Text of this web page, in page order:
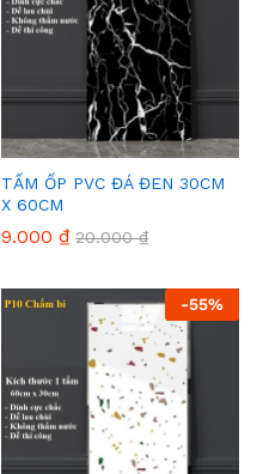
TẤM ỐP PVC ĐÁ ĐEN 30CM
X 60CM
9.000 ₫ 20.000₫
-55%